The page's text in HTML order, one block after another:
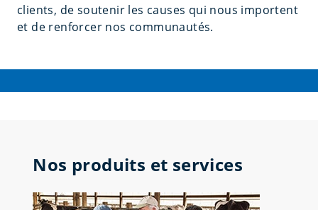
clients, de soutenir les causes qui nous importent
et de renforcer nos communautés.
Nos produits et services